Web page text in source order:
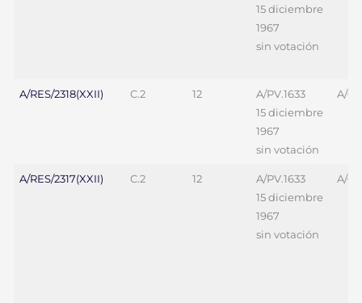
15 diciembre
1967
sin votación
A/RES/2318(XXII) C.2 12
A/PV.1633
15 diciembre
1967
sin votación
A/
A/RES/2317(XXII) C.2 12
A/PV.1633
15 diciembre
1967
sin votación
A/